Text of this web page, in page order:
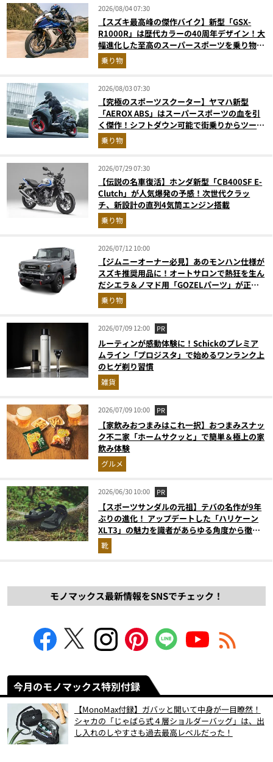
2026/08/04 07:30
【スズキ最高峰の傑作バイク】新型「GSX-
R1000R」は歴代カラーの40周年デザイン！大
幅進化した至高のスーパースポーツを乗り物ラ
イターが解説
乗り物
2026/08/03 07:30
【究極のスポーツスクーター】ヤマハ新型
「AEROX ABS」はスーパースポーツの血を引
く傑作！シフトダウン可能で街乗りからツーリ
ングまで最強
乗り物
2026/07/29 07:30
【伝説の名車復活】ホンダ新型「CB400SF E-
Clutch」が人気爆発の予感！次世代クラッ
チ、新設計の直列4気筒エンジン搭載
乗り物
2026/07/12 10:00
【ジムニーオーナー必見】あのモンハン仕様が
スズキ推奨用品に！オートサロンで熱狂を生ん
だシエラ＆ノマド用「GOZELパーツ」が正規
ディーラーで取り扱い開始
乗り物
2026/07/09 12:00 PR
ルーティンが感動体験に！Schickのプレミア
ムライン「プロジスタ」で始めるワンランク上
のヒゲ剃り習慣
雑貨
2026/07/09 10:00 PR
【家飲みおつまみはこれ一択】おつまみスナッ
ク不二家「ホームサクッと」で簡単＆極上の家
飲み体験
グルメ
2026/06/30 10:00 PR
【スポーツサンダルの元祖】テバの名作が9年
ぶりの進化！ アップデートした「ハリケーン
XLT3」の魅力を識者があらゆる角度から徹底
解説！
靴
モノマックス最新情報をSNSでチェック！
今月のモノマックス特別付録
【MonoMax付録】ガバッと開いて中身が一目瞭然！
シャカの「じゃばら式４層ショルダーバッグ」は、出
し入れのしやすさも過去最高レベルだった！